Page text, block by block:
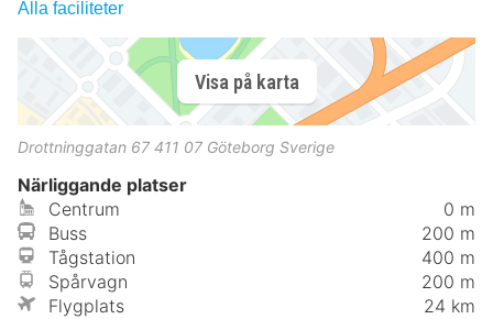
Alla faciliteter
Visa på karta
Drottninggatan 67 411 07 Göteborg Sverige
Närliggande platser
Centrum
0 m
Buss
200 m
Tågstation
400 m
Spårvagn
200 m
Flygplats
24 km